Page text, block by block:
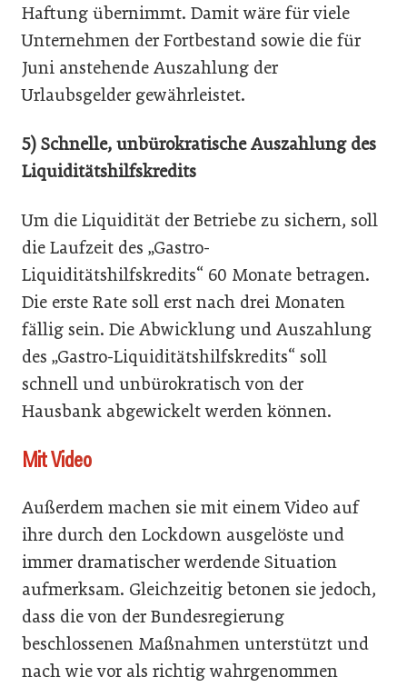
Haftung übernimmt. Damit wäre für viele
Unternehmen der Fortbestand sowie die für
Juni anstehende Auszahlung der
Urlaubsgelder gewährleistet.
5) Schnelle, unbürokratische Auszahlung des
Liquiditätshilfskredits
Um die Liquidität der Betriebe zu sichern, soll
die Laufzeit des „Gastro-
Liquiditätshilfskredits“ 60 Monate betragen.
Die erste Rate soll erst nach drei Monaten
fällig sein. Die Abwicklung und Auszahlung
des „Gastro-Liquiditätshilfskredits“ soll
schnell und unbürokratisch von der
Hausbank abgewickelt werden können.
Mit Video
Außerdem machen sie mit einem Video auf
ihre durch den Lockdown ausgelöste und
immer dramatischer werdende Situation
aufmerksam. Gleichzeitig betonen sie jedoch,
dass die von der Bundesregierung
beschlossenen Maßnahmen unterstützt und
nach wie vor als richtig wahrgenommen